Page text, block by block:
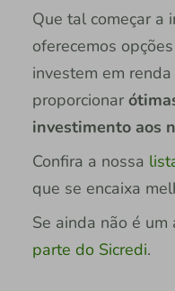
Que tal começar a
oferecemos
investem em
proporcionar
investimento aos
Confira a nossa
que se encaixa
Se ainda não é um
parte do Sicredi.